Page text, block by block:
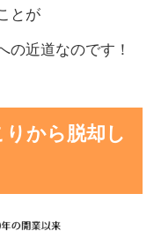
とが
の近道なのです！
から脱却し